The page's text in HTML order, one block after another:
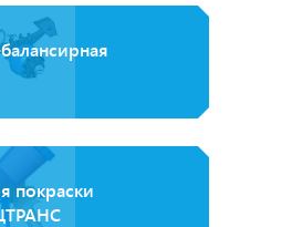
покраски